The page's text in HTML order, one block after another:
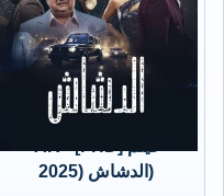
الدشاش (2025)